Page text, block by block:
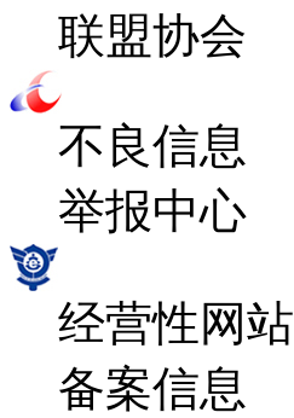
联盟协会
不良信息
举报中心
经营性网站
备案信息